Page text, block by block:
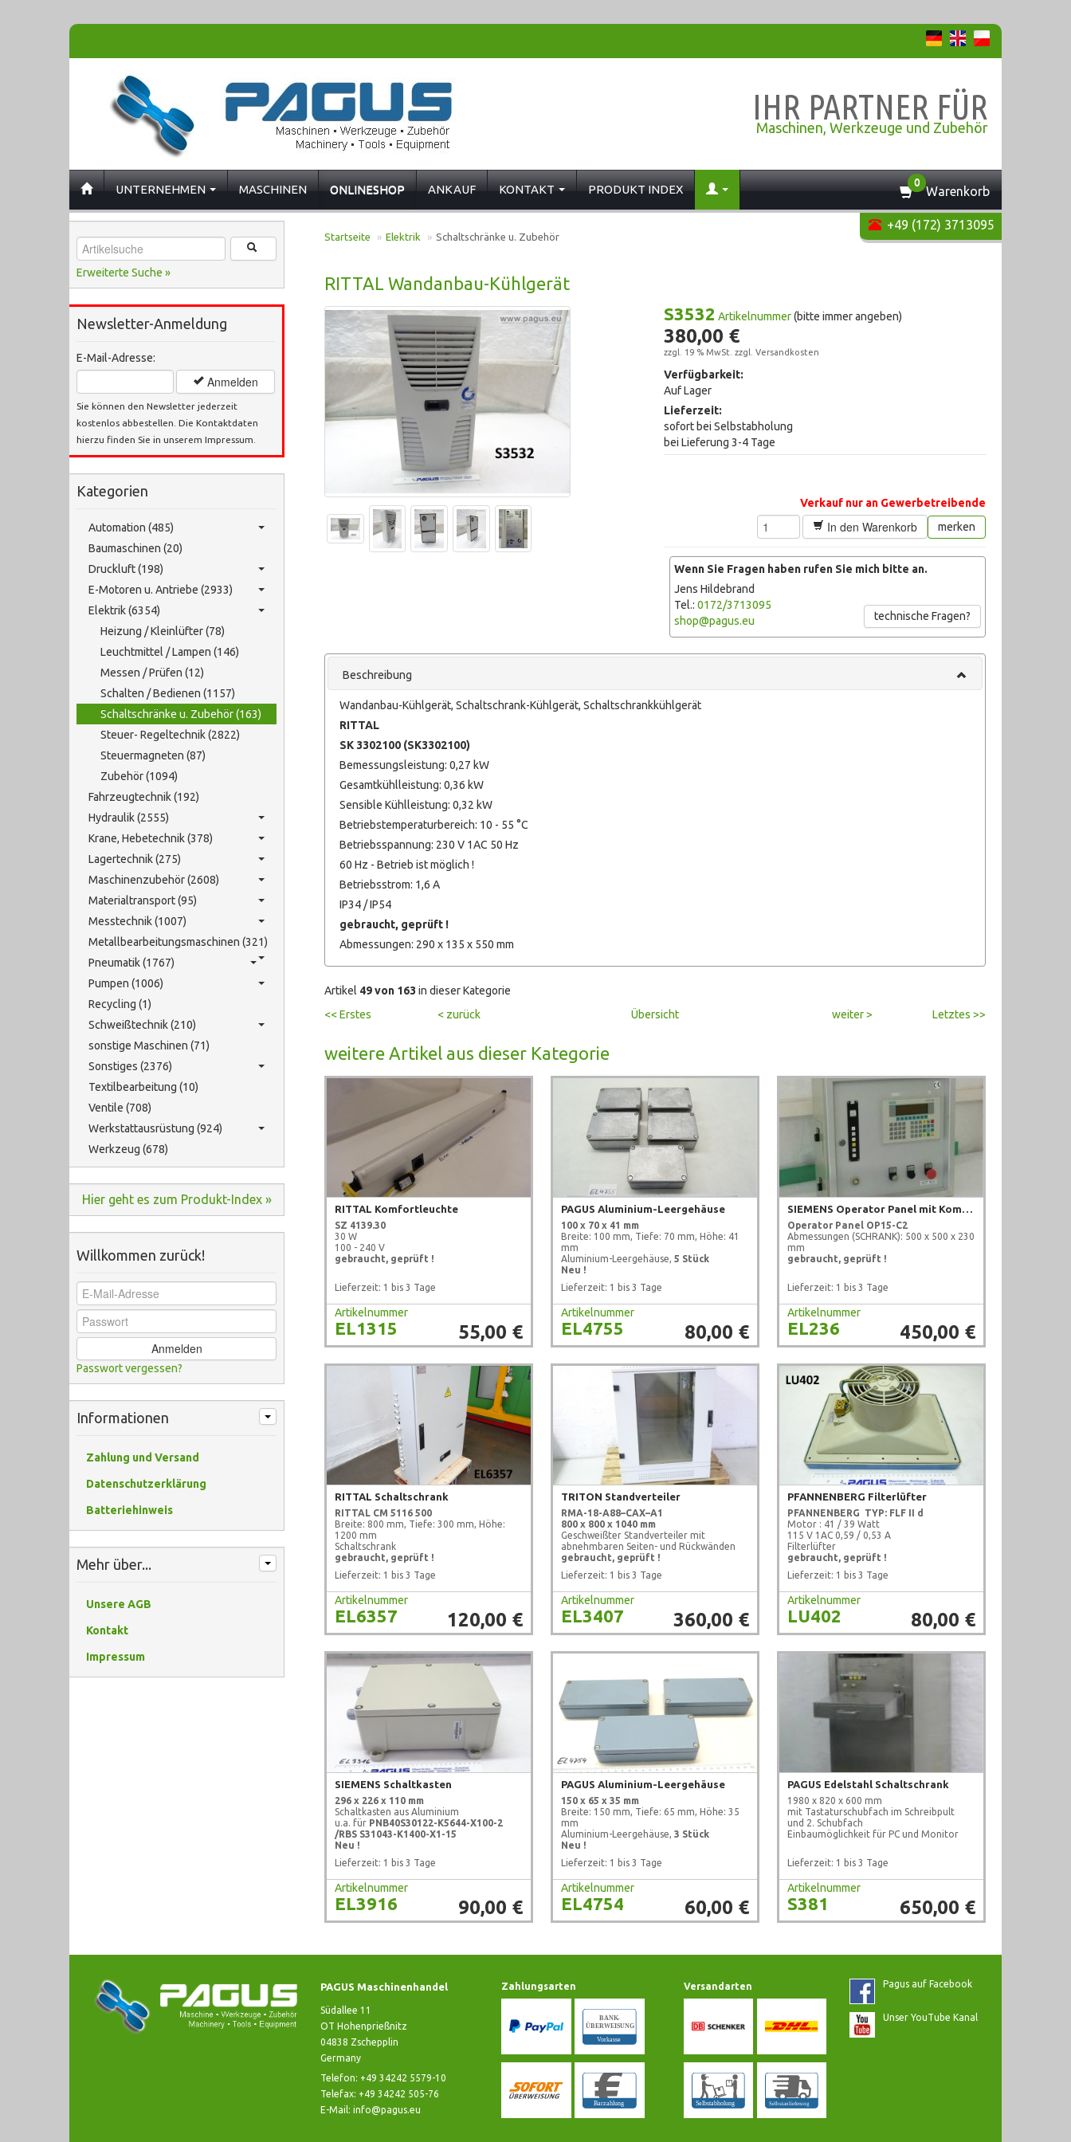
IHR PARTNER FÜR
Maschinen, Werkzeuge und Zubehör
UNTERNEHMEN MASCHINEN ONLINESHOP ANKAUF KONTAKT PRODUKT INDEX
0
Warenkorb
+49 (172) 3713095
Erweiterte Suche »
Newsletter-Anmeldung
E-Mail-Adresse:
Anmelden
Sie können den Newsletter jederzeit
kostenlos abbestellen. Die Kontaktdaten
hierzu finden Sie in unserem Impressum.
Kategorien
Automation (485)
Baumaschinen (20)
Druckluft (198)
E-Motoren u. Antriebe (2933)
Elektrik (6354)
Heizung / Kleinlüfter (78)
Leuchtmittel / Lampen (146)
Messen / Prüfen (12)
Schalten / Bedienen (1157)
Schaltschränke u. Zubehör (163)
Steuer- Regeltechnik (2822)
Steuermagneten (87)
Zubehör (1094)
Fahrzeugtechnik (192)
Hydraulik (2555)
Krane, Hebetechnik (378)
Lagertechnik (275)
Maschinenzubehör (2608)
Materialtransport (95)
Messtechnik (1007)
Metallbearbeitungsmaschinen (321)
Pneumatik (1767)
Pumpen (1006)
Recycling (1)
Schweißtechnik (210)
sonstige Maschinen (71)
Sonstiges (2376)
Textilbearbeitung (10)
Ventile (708)
Werkstattausrüstung (924)
Werkzeug (678)
Hier geht es zum Produkt-Index »
Willkommen zurück!
Anmelden
Passwort vergessen?
Informationen
Zahlung und Versand
Datenschutzerklärung
Batteriehinweis
Mehr über...
Unsere AGB
Kontakt
Impressum
Startseite » Elektrik » Schaltschränke u. Zubehör
RITTAL Wandanbau-Kühlgerät
S3532 Artikelnummer(bitte immer angeben)
380,00 €
zzgl. 19 % MwSt. zzgl. Versandkosten
Verfügbarkeit:
Auf Lager
Lieferzeit:
sofort bei Selbstabholung
bei Lieferung 3-4 Tage
Verkauf nur an Gewerbetreibende
In den Warenkorb merken
Wenn Sie Fragen haben rufen Sie mich bitte an.
Jens Hildebrand
Tel.: 0172/3713095
shop@pagus.eu
technische Fragen?
Beschreibung
Wandanbau-Kühlgerät, Schaltschrank-Kühlgerät, Schaltschrankkühlgerät
RITTAL
SK 3302100 (SK3302100)
Bemessungsleistung: 0,27 kW
Gesamtkühlleistung: 0,36 kW
Sensible Kühlleistung: 0,32 kW
Betriebstemperaturbereich: 10 - 55 °C
Betriebsspannung: 230 V 1AC 50 Hz
60 Hz - Betrieb ist möglich !
Betriebsstrom: 1,6 A
IP34 / IP54
gebraucht, geprüft !
Abmessungen: 290 x 135 x 550 mm
Artikel 49 von 163 in dieser Kategorie
<< Erstes
< zurück Übersicht weiter > Letztes >>
weitere Artikel aus dieser Kategorie
RITTAL Komfortleuchte
SZ 4139.30
30 W
100 - 240 V
gebraucht, geprüft !
Lieferzeit: 1 bis 3 Tage
Artikelnummer
EL1315 55,00 €
PAGUS Aluminium-Leergehäuse
100 x 70 x 41 mm
Breite: 100 mm, Tiefe: 70 mm, Höhe: 41
mm
Aluminium-Leergehäuse, 5 Stück
Neu !
Lieferzeit: 1 bis 3 Tage
Artikelnummer
EL4755 80,00 €
SIEMENS Operator Panel mit Kompaktschaltschrank
Operator Panel OP15-C2
Abmessungen (SCHRANK): 500 x 500 x 230
mm
gebraucht, geprüft !
Lieferzeit: 1 bis 3 Tage
Artikelnummer
EL236 450,00 €
RITTAL Schaltschrank
RITTAL CM 5116 500
Breite: 800 mm, Tiefe: 300 mm, Höhe:
1200 mm
Schaltschrank
gebraucht, geprüft !
Lieferzeit: 1 bis 3 Tage
Artikelnummer
EL6357 120,00 €
TRITON Standverteiler
RMA-18-A88–CAX–A1
800 x 800 x 1040 mm
Geschweißter Standverteiler mit
abnehmbaren Seiten- und Rückwänden
gebraucht, geprüft !
Lieferzeit: 1 bis 3 Tage
Artikelnummer
EL3407 360,00 €
PFANNENBERG Filterlüfter
PFANNENBERG
TYP: FLF II d
Motor : 41 / 39 Watt
115 V 1AC 0,59 / 0,53 A
Filterlüfter
gebraucht, geprüft !
Lieferzeit: 1 bis 3 Tage
Artikelnummer
LU402 80,00 €
SIEMENS Schaltkasten
296 x 226 x 110 mm
Schaltkasten aus Aluminium
u.a. für PNB40S30122-K5644-X100-2
/RBS S31043-K1400-X1-15
Neu !
Lieferzeit: 1 bis 3 Tage
Artikelnummer
EL3916 90,00 €
PAGUS Aluminium-Leergehäuse
150 x 65 x 35 mm
Breite: 150 mm, Tiefe: 65 mm, Höhe: 35
mm
Aluminium-Leergehäuse, 3 Stück
Neu !
Lieferzeit: 1 bis 3 Tage
Artikelnummer
EL4754 60,00 €
PAGUS Edelstahl Schaltschrank
1980 x 820 x 600 mm
mit Tastaturschubfach im Schreibpult
und 2. Schubfach
Einbaumöglichkeit für PC und Monitor
Lieferzeit: 1 bis 3 Tage
Artikelnummer
S381 650,00 €
PAGUS Maschinenhandel
Südallee 11
OT Hohenprießnitz
04838 Zschepplin
Germany
Telefon: +49 34242 5579-10
Telefax: +49 34242 505-76
E-Mail: info@pagus.eu
Zahlungsarten Versandarten Pagus auf Facebook
Unser YouTube Kanal